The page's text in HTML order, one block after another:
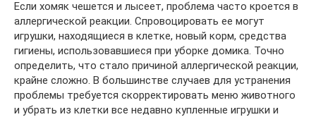
Если хомяк чешется и лысеет, проблема часто кроется в
аллергической реакции. Спровоцировать ее могут
игрушки, находящиеся в клетке, новый корм, средства
гигиены, использовавшиеся при уборке домика. Точно
определить, что стало причиной аллергической реакции,
крайне сложно. В большинстве случаев для устранения
проблемы требуется скорректировать меню животного
и убрать из клетки все недавно купленные игрушки и